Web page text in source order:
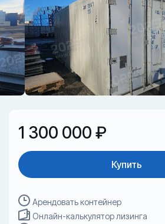
1 300 000 ₽
Купить
Арендовать контейнер
Онлайн-калькулятор лизинга